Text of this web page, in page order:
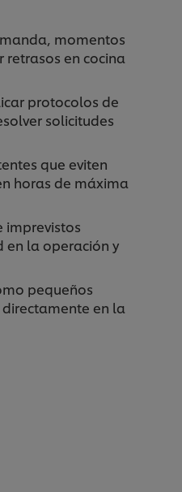
momentos
retrasos en cocina
protocolos de
solicitudes
que eviten
horas de máxima
imprevistos
en la operación y
pequeños
en la